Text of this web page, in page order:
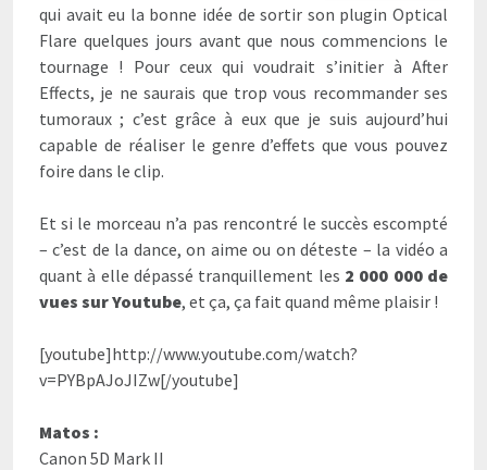
qui avait eu la bonne idée de sortir son plugin Optical
Flare quelques jours avant que nous commencions le
tournage ! Pour ceux qui voudrait s’initier à After
Effects, je ne saurais que trop vous recommander ses
tumoraux ; c’est grâce à eux que je suis aujourd’hui
capable de réaliser le genre d’effets que vous pouvez
foire dans le clip.
Et si le morceau n’a pas rencontré le succès escompté
– c’est de la dance, on aime ou on déteste – la vidéo a
quant à elle dépassé tranquillement les 2 000 000 de
vues sur Youtube, et ça, ça fait quand même plaisir !
[youtube]http://www.youtube.com/watch?
v=PYBpAJoJIZw[/youtube]
Matos :
Canon 5D Mark II